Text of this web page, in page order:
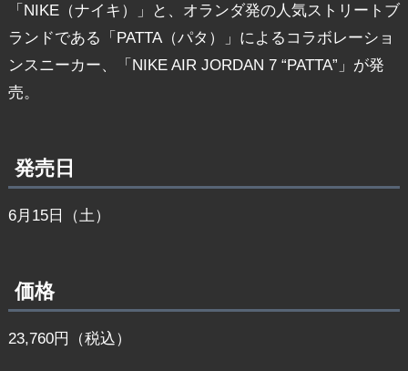
「NIKE（ナイキ）」と、オランダ発の人気ストリートブ
ランドである「PATTA（パタ）」によるコラボレーショ
ンスニーカー、「NIKE AIR JORDAN 7 “PATTA”」が発
売。
発売日
6月15日（土）
価格
23,760円（税込）